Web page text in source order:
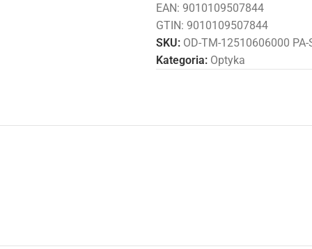
EAN: 9010109507844
GTIN: 9010109507844
SKU: OD-TM-12510606000 PA-
Kategoria: Optyka